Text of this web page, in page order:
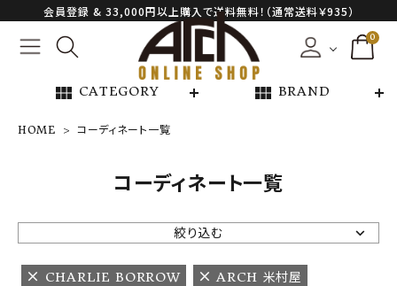
会員登録 & 33,000円以上購入で送料無料！（通常送料￥935）
0
view_module CATEGORY view_module BRAND
NEW ARRIVAL
ARCH EXCLUSIVE
BRAND
HOME コーディネート一覧
コーディネート一覧
絞り込む
CHARLIE BORROW
ARCH 米村屋